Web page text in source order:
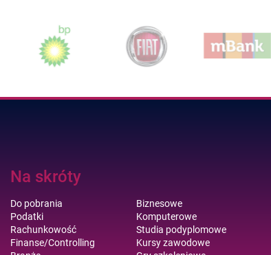
Na skróty
Do pobrania
Podatki
Rachunkowość
Finanse/Controlling
Biznesowe
Komputerowe
Studia podyplomowe
Kursy zawodowe